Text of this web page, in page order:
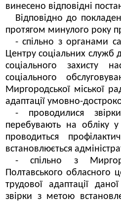
винесено відповідні
Відповідно до
протягом минулого року
- спільно з органами
Центру соціальних служб
соціального захисту
соціального
Миргородської міської
адаптації умовно-
- проводилися
перебувають на обліку
проводиться
встановлюється
- спільно з
Полтавського обласного
трудової адаптації
звірки з метою